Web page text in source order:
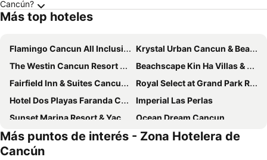
Cancún?
Más top hoteles
Flamingo Cancun All Inclusive
Krystal Urban Cancun & Beach Club
The Westin Cancun Resort Villas & Spa
Beachscape Kin Ha Villas & Suites
Fairfield Inn & Suites Cancun Downtown
Royal Select at Grand Park Royal Cancún - All Inclusive - Adults Only
Hotel Dos Playas Faranda Cancún
Imperial Las Perlas
Sunset Marina Resort & Yacht Club
Ocean Dream Cancun
Meliá Casa Maya Cancún
City Express by Marriott Cancun
Solymar Cancun Beach Resort
Más puntos de interés - Zona Hotelera de
Cancún